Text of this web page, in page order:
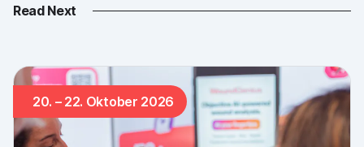
Read Next
20. – 22. Oktober 2026